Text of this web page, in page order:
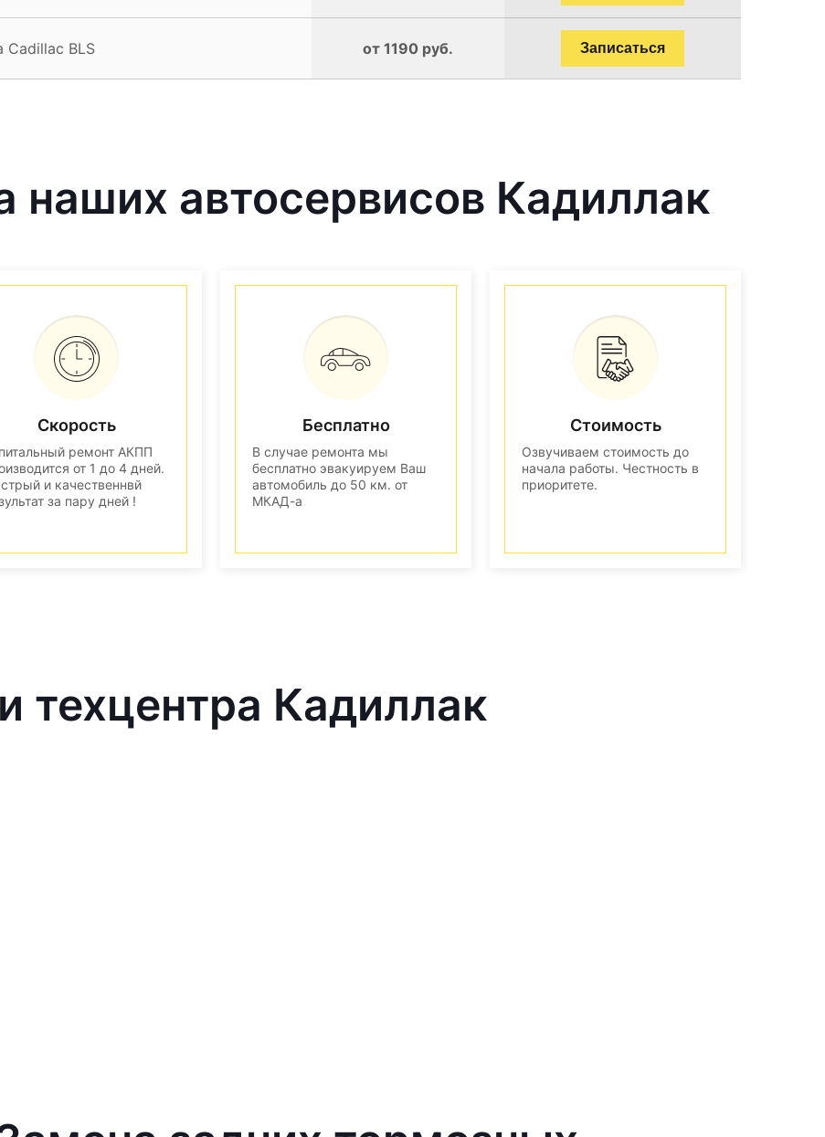
Cadillac BLS от 1190 руб. Записаться
автосервисов Кадиллак
Скорость
ремонт АКПП
от 1 до 4 дней.
и качественнвй
за пару дней !
Бесплатно
В случае ремонта мы
бесплатно эвакуируем Ваш
автомобиль до 50 км. от
МКАД-а
Стоимость
Озвучиваем стоимость до
начала работы. Честность в
приоритете.
техцентра Кадиллак